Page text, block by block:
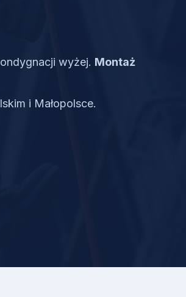
wyżej. Montaż
i Małopolsce.